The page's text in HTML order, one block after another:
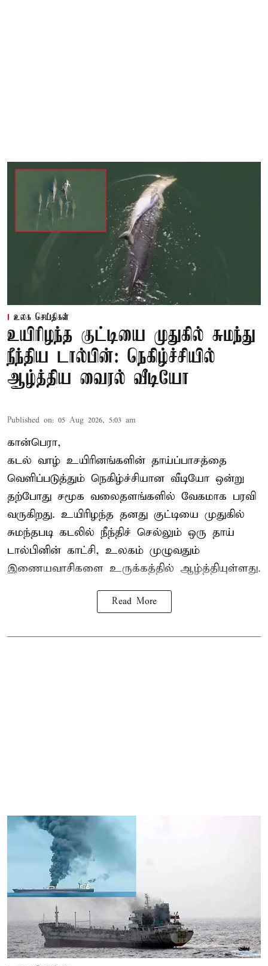
உலக செய்திகள்
உயிரிழந்த குட்டியை முதுகில் சுமந்து
நீந்திய டால்பின்: நெகிழ்ச்சியில்
ஆழ்த்திய வைரல் வீடியோ
Published on: 05 Aug 2026, 5:03 am
கான்பெரா,
கடல் வாழ் உயிரினங்களின் தாய்ப்பாசத்தை
வெளிப்படுத்தும் நெகிழ்ச்சியான வீடியோ ஒன்று
தற்போது சமூக வலைதளங்களில் வேகமாக பரவி
வருகிறது. உயிரிழந்த தனது குட்டியை முதுகில்
சுமந்தபடி கடலில் நீந்திச் செல்லும் ஒரு தாய்
டால்பினின் காட்சி, உலகம் முழுவதும்
இணையவாசிகளை உருக்கத்தில் ஆழ்த்தியுள்ளது.
Read More